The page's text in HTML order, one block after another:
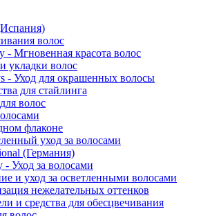
волос
- Мгновенная красота волос
укладки волос
- Уход для окрашенных волосы
для стайлинга
волос
флаконе
уход за волосами
(Германия)
- Уход за волосами
и уход за осветленными волосами
нежелательных оттенков
и средства для обесцвечивания